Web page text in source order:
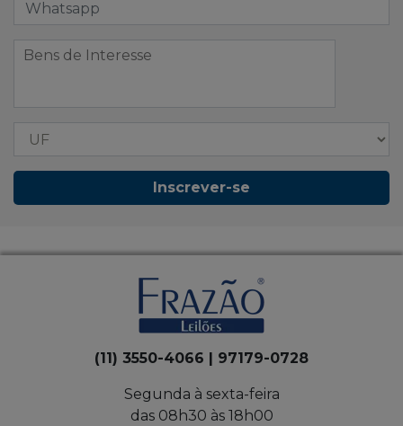
Inscrever-se
(11) 3550-4066 | 97179-0728
Segunda à sexta-feira
das 08h30 às 18h00